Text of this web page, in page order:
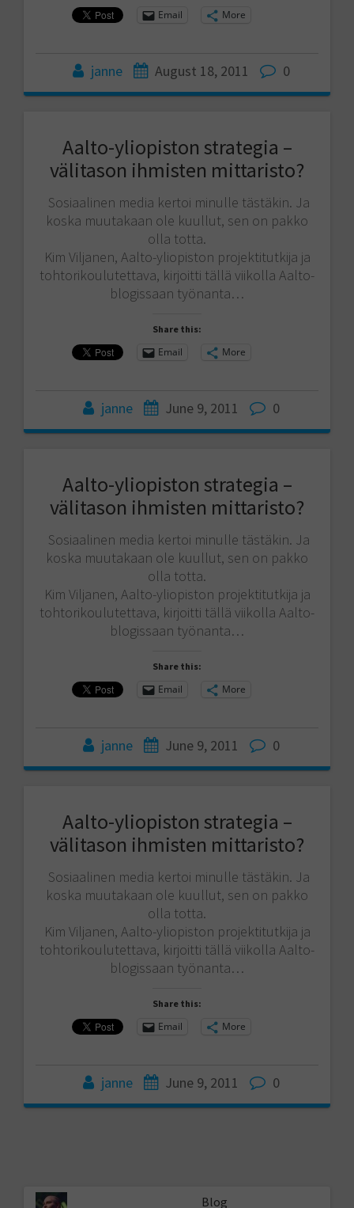
Email More
janne August 18, 2011 0
Aalto-yliopiston strategia –
välitason ihmisten mittaristo?
Sosiaalinen media kertoi minulle tästäkin. Ja
koska muutakaan ole kuullut, sen on pakko
olla totta.
Kim Viljanen, Aalto-yliopiston projektitutkija ja
tohtorikoulutettava, kirjoitti tällä viikolla Aalto-
blogissaan työnanta…
Share this:
Email More
janne June 9, 2011 0
Aalto-yliopiston strategia –
välitason ihmisten mittaristo?
Sosiaalinen media kertoi minulle tästäkin. Ja
koska muutakaan ole kuullut, sen on pakko
olla totta.
Kim Viljanen, Aalto-yliopiston projektitutkija ja
tohtorikoulutettava, kirjoitti tällä viikolla Aalto-
blogissaan työnanta…
Share this:
Email More
janne June 9, 2011 0
Aalto-yliopiston strategia –
välitason ihmisten mittaristo?
Sosiaalinen media kertoi minulle tästäkin. Ja
koska muutakaan ole kuullut, sen on pakko
olla totta.
Kim Viljanen, Aalto-yliopiston projektitutkija ja
tohtorikoulutettava, kirjoitti tällä viikolla Aalto-
blogissaan työnanta…
Share this:
Email More
janne June 9, 2011 0
Blog